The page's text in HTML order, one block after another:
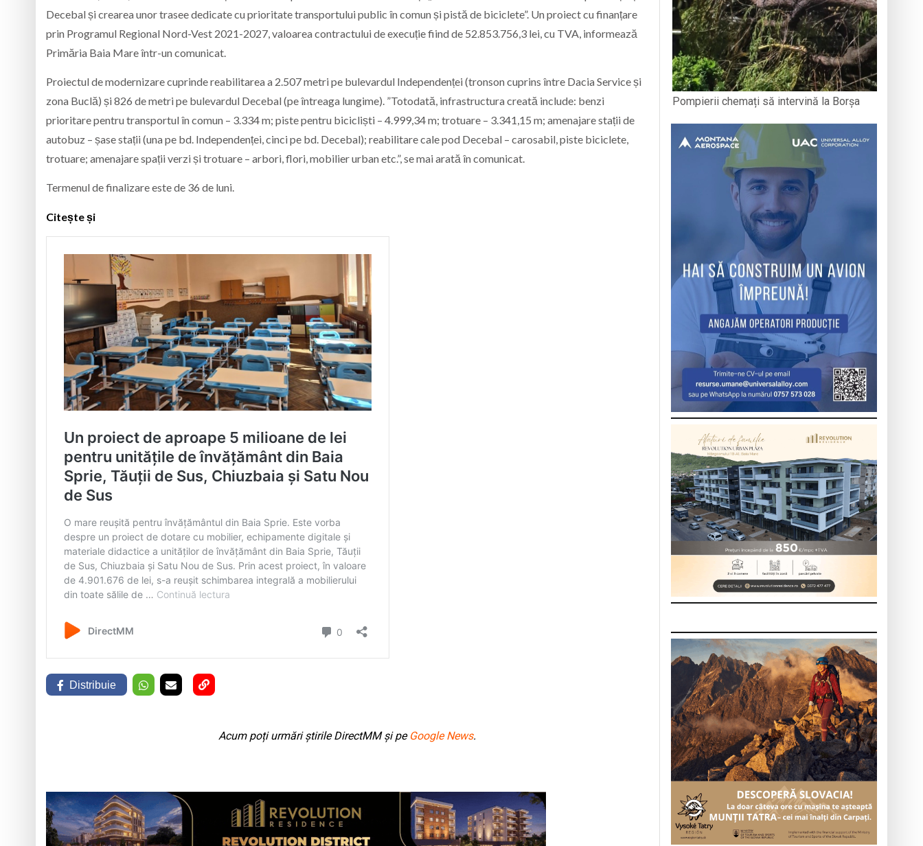
Decebal și crearea unor trasee dedicate cu prioritate transportului public în comun și pistă de biciclete”. Un proiect cu finanțare
prin Programul Regional Nord-Vest 2021-2027, valoarea contractului de execuție fiind de 52.853.756,3 lei, cu TVA, informează
Primăria Baia Mare într-un comunicat.
Proiectul de modernizare cuprinde reabilitarea a 2.507 metri pe bulevardul Independenței (tronson cuprins între Dacia Service și
zona Buclă) și 826 de metri pe bulevardul Decebal (pe întreaga lungime). ”Totodată, infrastructura creată include: benzi
prioritare pentru transportul în comun – 3.334 m; piste pentru bicicliști – 4.999,34 m; trotuare – 3.341,15 m; amenajare stații de
autobuz – șase stații (una pe bd. Independenței, cinci pe bd. Decebal); reabilitare cale pod Decebal – carosabil, piste biciclete,
trotuare; amenajare spații verzi și trotuare – arbori, flori, mobilier urban etc.”, se mai arată în comunicat.
Termenul de finalizare este de 36 de luni.
Citește și
Distribuie
Acum poți urmări știrile DirectMM și pe Google News.
Pompierii chemați să intervină la Borșa